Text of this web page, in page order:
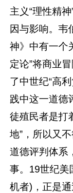
主义“理性精
因与影响。韦
神》中有一个
定论”将商业
了中世纪“高
践中这一道德
徒殖民者是打
地”，所以又
道德评判体系
事。19世纪美
机者)，正是通